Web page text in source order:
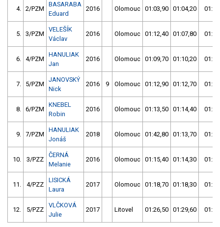
4. 2/PZM
BASARABA
Eduard
2016 Olomouc 01:03,90 01:04,20
5. 3/PZM
VELEŠÍK
Václav
2016 Olomouc 01:12,40 01:07,80
6. 4/PZM
HANULIAK
Jan
2016 Olomouc 01:09,70 01:10,20
7. 5/PZM
JANOVSKÝ
Nick
2016 9 Olomouc 01:12,90 01:12,70
8. 6/PZM
KNEBEL
Robin
2016 Olomouc 01:13,50 01:14,40
9. 7/PZM
HANULIAK
Jonáš
2018 Olomouc 01:42,80 01:13,70
10. 3/PZZ
ČERNÁ
Melanie
2016 Olomouc 01:15,40 01:14,30
11. 4/PZZ
LISICKÁ
Laura
2017 Olomouc 01:18,70 01:18,30
12. 5/PZZ
VLČKOVÁ
Julie
2017 Litovel 01:26,50 01:29,60